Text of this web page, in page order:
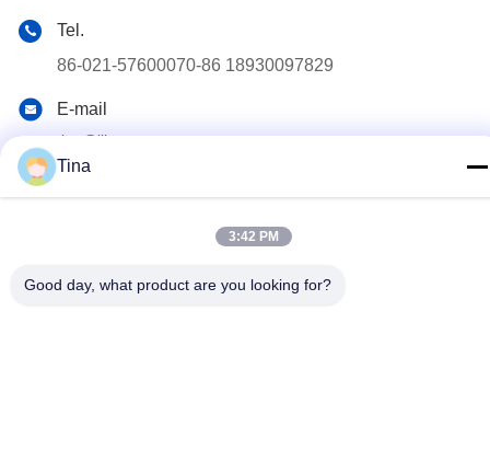
Tel.
86-021-57600070-86 18930097829
E-mail
tina@likee.com.cn
Shanghai, China 201416
Privacybeleid
Sitemap
Tina
3:42 PM
Good day, what product are you looking for?